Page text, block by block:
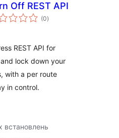
Off REST API
(0загальний
рейтинг
)
REST API for
lock down your
with a per route
in control.
встановлень